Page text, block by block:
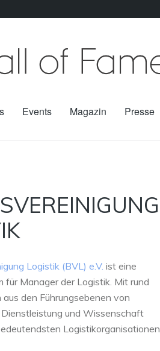
Events Magazin Presse
Logistik (BVL) e.V. ist eine
für Manager der Logistik. Mit rund
den Führungsebenen von
Dienstleistung und Wissenschaft
Logistikorganisationen